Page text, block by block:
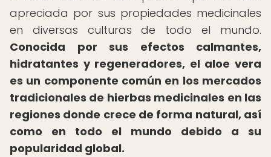
apreciada por sus propiedades medicinales
en diversas culturas de todo el mundo.
Conocida por sus efectos calmantes,
hidratantes y regeneradores, el aloe vera
es un componente común en los mercados
tradicionales de hierbas medicinales en las
regiones donde crece de forma natural, así
como en todo el mundo debido a su
popularidad global.